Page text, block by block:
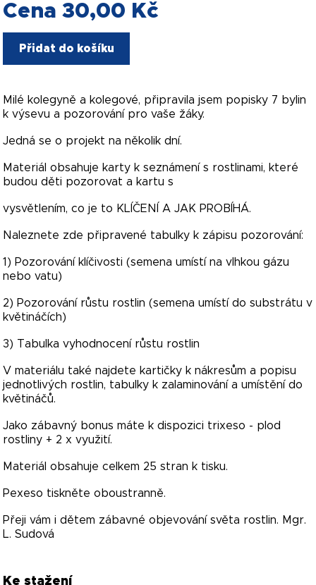
Cena 30,00 Kč
Přidat do košíku
Milé kolegyně a kolegové, připravila jsem popisky 7 bylin
k výsevu a pozorování pro vaše žáky.
Jedná se o projekt na několik dní.
Materiál obsahuje karty k seznámení s rostlinami, které
budou děti pozorovat a kartu s
vysvětlením, co je to KLÍČENÍ A JAK PROBÍHÁ.
Naleznete zde připravené tabulky k zápisu pozorování:
1) Pozorování klíčivosti (semena umístí na vlhkou gázu
nebo vatu)
2) Pozorování růstu rostlin (semena umístí do substrátu v
květináčích)
3) Tabulka vyhodnocení růstu rostlin
V materiálu také najdete kartičky k nákresům a popisu
jednotlivých rostlin, tabulky k zalaminování a umístění do
květináčů.
Jako zábavný bonus máte k dispozici trixeso - plod
rostliny + 2 x využití.
Materiál obsahuje celkem 25 stran k tisku.
Pexeso tiskněte oboustranně.
Přeji vám i dětem zábavné objevování světa rostlin. Mgr.
L. Sudová
Ke stažení